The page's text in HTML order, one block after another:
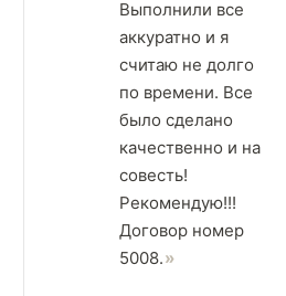
Выполнили все
аккуратно и я
считаю не долго
по времени. Все
было сделано
качественно и на
совесть!
Рекомендую!!!
Договор номер
5008.